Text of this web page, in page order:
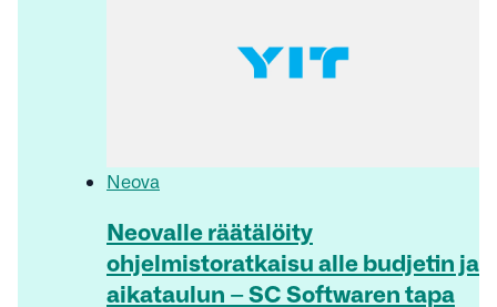
Neova
Neovalle räätälöity
ohjelmistoratkaisu alle budjetin ja
aikataulun – SC Softwaren tapa